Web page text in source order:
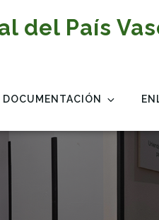
del País
DOCUMENTACIÓN